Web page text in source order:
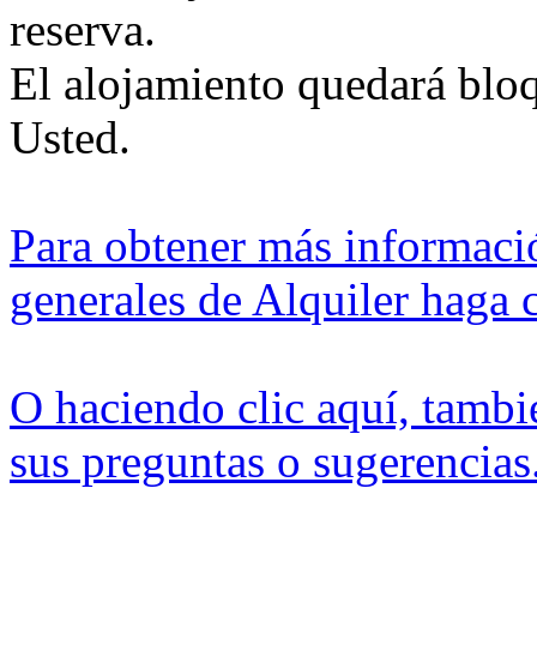
reserva.
El alojamiento quedará
Usted.
Para obtener más
generales de Alquiler haga
O haciendo clic aquí,
sus preguntas o